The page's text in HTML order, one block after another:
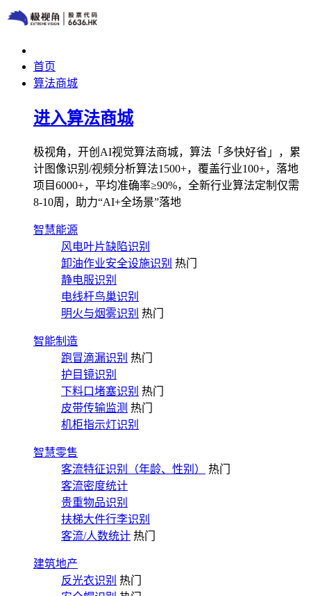
首页
算法商城
进入算法商城
极视角，开创AI视觉算法商城，算法「多快好省」，累
计图像识别/视频分析算法1500+，覆盖行业100+，落地
项目6000+，平均准确率≥90%，全新行业算法定制仅需
8-10周，助力“AI+全场景”落地
智慧能源
风电叶片缺陷识别
卸油作业安全设施识别 热门
静电服识别
电线杆鸟巢识别
明火与烟雾识别 热门
智能制造
跑冒滴漏识别 热门
护目镜识别
下料口堵塞识别 热门
皮带传输监测 热门
机柜指示灯识别
智慧零售
客流特征识别（年龄、性别）
热门
客流密度统计
贵重物品识别
扶梯大件行李识别
客流/人数统计 热门
建筑地产
反光衣识别 热门